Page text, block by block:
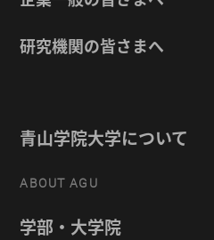
研究機関の皆さまへ
青山学院大学について
ABOUT AGU
学部・大学院